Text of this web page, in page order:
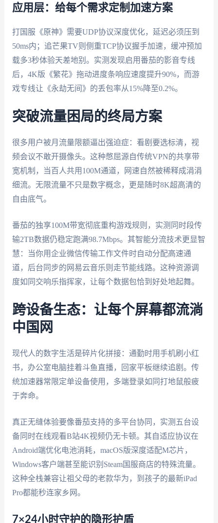
应用层：给每个需求定制加速方案
打国服《原神》需要UDP协议深度优化，延迟必须压到
50ms内；追芒果TV则侧重TCP协议握手加速，缓冲预加
载多3秒体验天差地别。实测发现启用番茄的影音专线
后，4K版《繁花》拖动进度条响应速度提升90%，而游
戏专线让《永劫无间》的丢包率从15%降至0.2%。
突破流量困局的终局方案
很多用户被月流量限额逼出强迫症：看剧要选标清，视
频会议不敢开摄像头。这种憋屈源自传统VPN的共享带
宽机制，当百人共用100M通道，网速自然被稀释成涓涓
细流。无限流量不只是数字概念，更是随时8K超高清的
自由底气。
番茄的独享100M带宽彻底重构游戏规则，实测同时段传
输2TB数据仍稳定跑满98.7Mbps。其智能分流技术更显智
慧：当你用企业微信传输工作文件时自动分配高速通
道，后台同步的网易云音乐则走节能线路。这种资源调
度如同交响乐指挥家，让每个数据包恰到好处地起舞。
跨设备生态：让每个屏幕都流淌
中国网
现代人的数字生活是碎片化拼接：通勤时用手机刷小红
书，办公室电脑挂着斗鱼直播，回家平板继续追剧。传
统加速器常限定单设备使用，多端登录如同打地鼠般疲
于奔命。
真正无缝体验要像番茄支持的多平台协同，实测五台设
备同时在线观看B站4K视频仍无卡顿。其自适应协议在
Android端优化电池消耗，macOS版深度适配M芯片，
Windows客户端甚至能识别Steam国服商店的特殊流量。
这种全栈兼容让祖父母的老款华为，到孩子的最新iPad
Pro都能秒连家乡网。
7×24小时守护的隐形护盾